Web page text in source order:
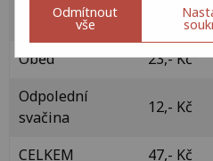
svačina
12,- Kč
Oběd 23,- Kč
Odpolední
svačina
12,- Kč
CELKEM 47,- Kč
Odmítnout
vše